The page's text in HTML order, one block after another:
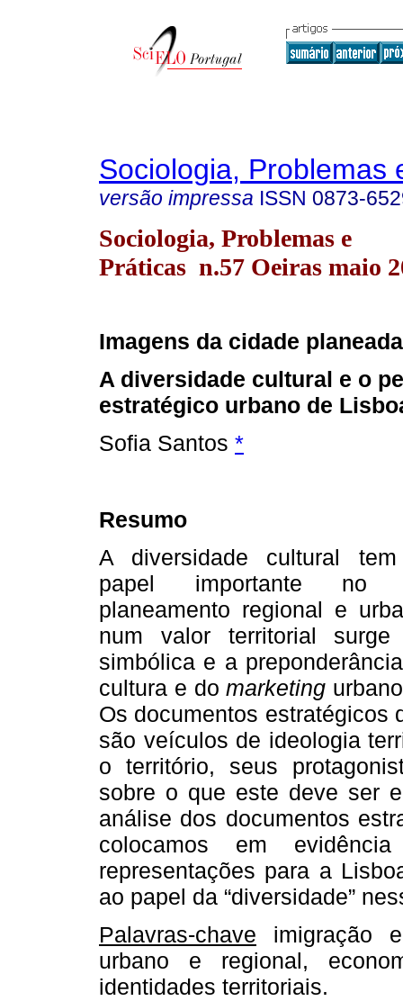
Sociologia, Problemas
versão impressa ISSN 0873-
Sociologia, Problemas e
Práticas n.57 Oeiras maio
Imagens da cidade planeada
A diversidade cultural e o
estratégico urbano de
Sofia Santos *
Resumo
A diversidade cultural
papel importante no
planeamento regional e
num valor territorial
simbólica e a
cultura e domarketing
Os documentos estratégicos
são veículos de ideologia
o território, seus
sobre o que este deve ser
análise dos documentos
colocamos em
representações para a
ao papel da “diversidade”
Palavras-chave imigração
urbano e regional,
identidades territoriais.